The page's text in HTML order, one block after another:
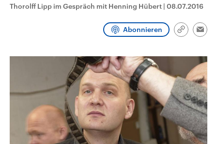
Thorolff Lipp im Gespräch mit Henning Hübert | 08.07.2016
Abonnieren
Link